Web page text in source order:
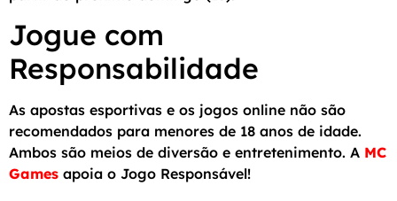
Jogue com
Responsabilidade
As apostas esportivas e os jogos online não são
recomendados para menores de 18 anos de idade.
Ambos são meios de diversão e entretenimento. A MC
Games apoia o Jogo Responsável!